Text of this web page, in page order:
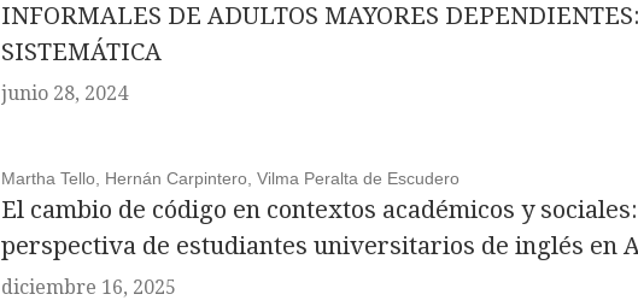
INFORMALES DE ADULTOS MAYORES
SISTEMÁTICA
junio 28, 2024
Martha Tello, Hernán Carpintero, Vilma Peralta de Escudero
El cambio de código en contextos académicos y
perspectiva de estudiantes universitarios de inglés en
diciembre 16, 2025